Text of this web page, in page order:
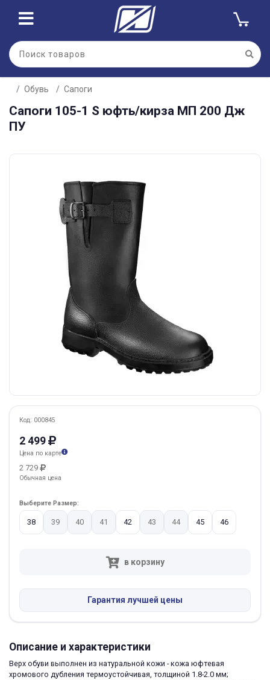
Обувь Сапоги
Сапоги 105-1 S юфть/кирза МП 200 Дж
ПУ
Код: 000845
2 499
Цена по карте
2 729
Обычная цена
Выберите Размер:
38 39 40 41 42 43 44 45 46
в корзину
Гарантия лучшей цены
Описание и характеристики
Верх обуви выполнен из натуральной кожи - кожа юфтевая
хромового дубления термоустойчивая, толщиной 1.8-2.0 мм;